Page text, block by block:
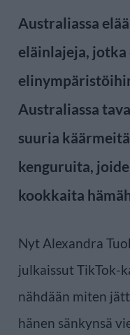
Australiassa
eläinlajeja, jotka
Australiassa
suuria
kenguruita,
kookkaita
Nyt Alexandra
julkaissut TikTok-
nähdään miten
hänen sänkynsä